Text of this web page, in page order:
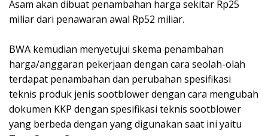
Asam akan dibuat penambahan harga sekitar Rp25
miliar dari penawaran awal Rp52 miliar.
BWA kemudian menyetujui skema penambahan
harga/anggaran pekerjaan dengan cara seolah-olah
terdapat penambahan dan perubahan spesifikasi
teknis produk jenis sootblower dengan cara mengubah
dokumen KKP dengan spesifikasi teknis sootblower
yang berbeda dengan yang digunakan saat ini yaitu